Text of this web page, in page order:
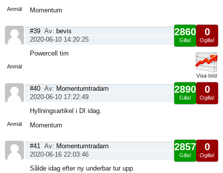
Anmäl
Momentum
Anmäl
0
Ogilla!
2860
Gilla!
#39 Av: bevis
2020-06-10 14:20:25
Powercell tim
Anmäl
0
Ogilla!
2890
Gilla!
#40 Av: Momentumtradarn
2020-06-10 17:22:49
Hyllningsartikel i DI idag.
Momentum
0
Ogilla!
2857
Gilla!
#41 Av: Momentumtradarn
2020-06-16 22:03:46
Sålde idag efter ny underbar tur upp.